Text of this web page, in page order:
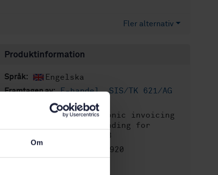
Om
Fler alternativ
Produktinformation
Språk: Engelska
Framtagen av:
E-handel, SIS/TK 621/AG
Internationell titel:Electronic invoicing
- Part 3-4: Syntax binding for
UN/EDIFACT INVOIC D16B
STD-80030920